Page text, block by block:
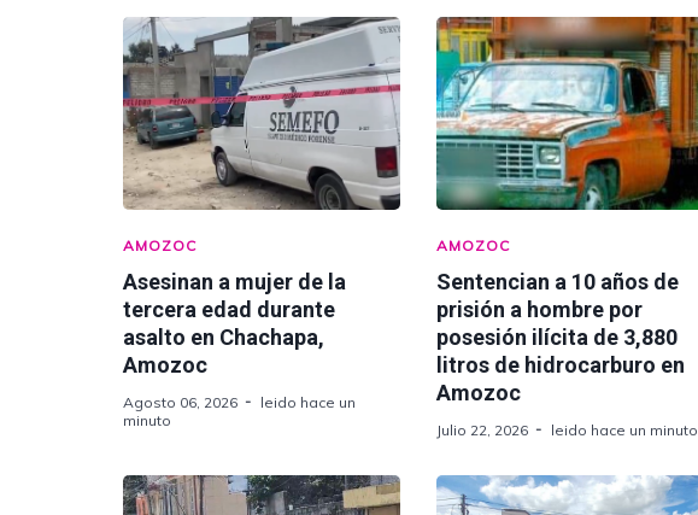
AMOZOC
Asesinan a mujer de la
tercera edad durante
asalto en Chachapa,
Amozoc
Agosto 06, 2026
leido hace un
minuto
AMOZOC
Sentencian a 10 años de
prisión a hombre por
posesión ilícita de 3,880
litros de hidrocarburo en
Amozoc
Julio 22, 2026 leido hace un minuto